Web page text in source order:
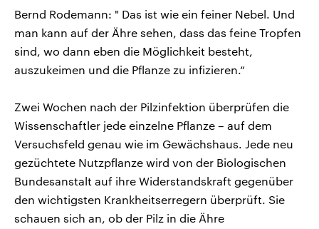
Bernd Rodemann: " Das ist wie ein feiner Nebel. Und
man kann auf der Ähre sehen, dass das feine Tropfen
sind, wo dann eben die Möglichkeit besteht,
auszukeimen und die Pflanze zu infizieren.“
Zwei Wochen nach der Pilzinfektion überprüfen die
Wissenschaftler jede einzelne Pflanze – auf dem
Versuchsfeld genau wie im Gewächshaus. Jede neu
gezüchtete Nutzpflanze wird von der Biologischen
Bundesanstalt auf ihre Widerstandskraft gegenüber
den wichtigsten Krankheitserregern überprüft. Sie
schauen sich an, ob der Pilz in die Ähre